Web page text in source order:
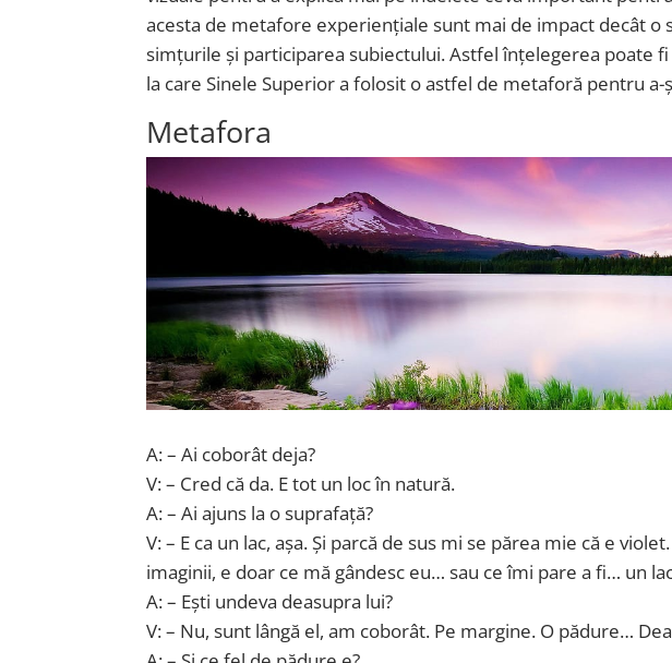
acesta de metafore experiențiale sunt mai de impact decât o
simțurile și participarea subiectului. Astfel înțelegerea poate
la care Sinele Superior a folosit o astfel de metaforă pentru
Metafora
A: – Ai coborât deja?
V: – Cred că da. E tot un loc în natură.
A: – Ai ajuns la o suprafață?
V: – E ca un lac, așa. Și parcă de sus mi se părea mie că e
imaginii, e doar ce mă gândesc eu… sau ce îmi pare a fi… un
A: – Ești undeva deasupra lui?
V: – Nu, sunt lângă el, am coborât. Pe margine. O pădure…